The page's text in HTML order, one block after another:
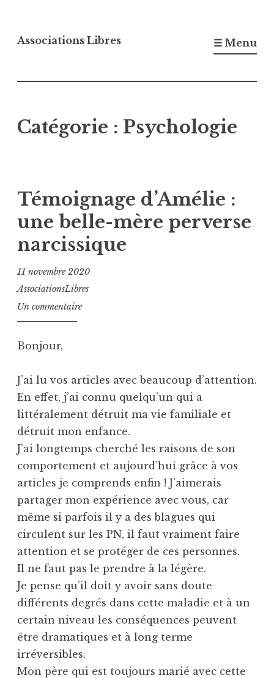
au
Associations Libres ☰ Menu
Catégorie : Psychologie
Témoignage d’Amélie :
une belle-mère perverse
narcissique
11 novembre 2020
AssociationsLibres
Un commentaire
Bonjour,
J’ai lu vos articles avec beaucoup d’attention.
En effet, j’ai connu quelqu’un qui a
littéralement détruit ma vie familiale et
détruit mon enfance.
J’ai longtemps cherché les raisons de son
comportement et aujourd’hui grâce à vos
articles je comprends enfin ! J’aimerais
partager mon expérience avec vous, car
même si parfois il y a des blagues qui
circulent sur les PN, il faut vraiment faire
attention et se protéger de ces personnes.
Il ne faut pas le prendre à la légère.
Je pense qu’il doit y avoir sans doute
différents degrés dans cette maladie et à un
certain niveau les conséquences peuvent
être dramatiques et à long terme
irréversibles.
Mon père qui est toujours marié avec cette